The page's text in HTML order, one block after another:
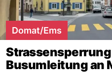
Domat/Ems
Busumleitung an